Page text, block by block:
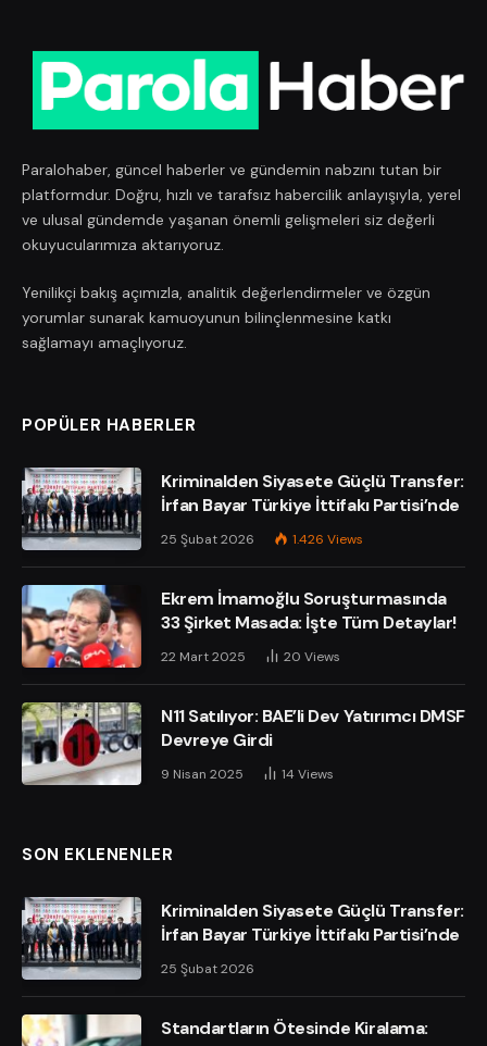
Paralohaber, güncel haberler ve gündemin nabzını tutan bir
platformdur. Doğru, hızlı ve tarafsız habercilik anlayışıyla, yerel
ve ulusal gündemde yaşanan önemli gelişmeleri siz değerli
okuyucularımıza aktarıyoruz.
Yenilikçi bakış açımızla, analitik değerlendirmeler ve özgün
yorumlar sunarak kamuoyunun bilinçlenmesine katkı
sağlamayı amaçlıyoruz.
POPÜLER HABERLER
Kriminalden Siyasete Güçlü Transfer:
İrfan Bayar Türkiye İttifakı Partisi’nde
25 Şubat 2026 1.426 Views
Ekrem İmamoğlu Soruşturmasında
33 Şirket Masada: İşte Tüm Detaylar!
22 Mart 2025 20 Views
N11 Satılıyor: BAE’li Dev Yatırımcı DMSF
Devreye Girdi
9 Nisan 2025 14 Views
SON EKLENENLER
Kriminalden Siyasete Güçlü Transfer:
İrfan Bayar Türkiye İttifakı Partisi’nde
25 Şubat 2026
Standartların Ötesinde Kiralama: